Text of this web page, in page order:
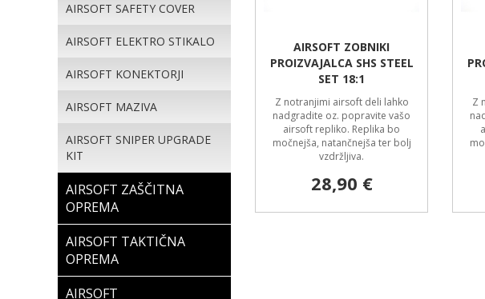
AIRSOFT SAFETY COVER
AIRSOFT ELEKTRO STIKALO
AIRSOFT KONEKTORJI
AIRSOFT MAZIVA
AIRSOFT SNIPER UPGRADE
KIT
AIRSOFT ZAŠČITNA
OPREMA
AIRSOFT TAKTIČNA
OPREMA
AIRSOFT
AIRSOFT ZOBNIKI
PROIZVAJALCA SHS STEEL
SET 18:1
Z notranjimi airsoft deli lahko
nadgradite oz. popravite vašo
airsoft repliko. Replika bo
močnejša, natančnejša ter bolj
vzdržljiva.
28,90 €
Z